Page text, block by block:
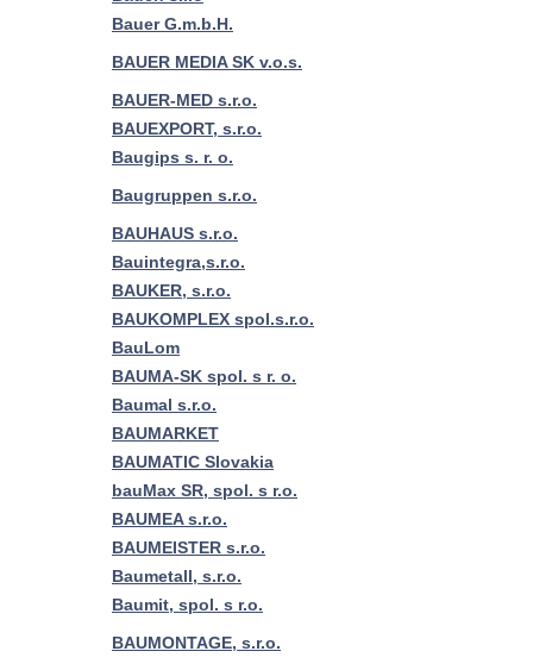
Bauer G.m.b.H.
BAUER MEDIA SK v.o.s.
BAUER-MED s.r.o.
BAUEXPORT, s.r.o.
Baugips s. r. o.
Baugruppen s.r.o.
BAUHAUS s.r.o.
Bauintegra,s.r.o.
BAUKER, s.r.o.
BAUKOMPLEX spol.s.r.o.
BauLom
BAUMA-SK spol. s r. o.
Baumal s.r.o.
BAUMARKET
BAUMATIC Slovakia
bauMax SR, spol. s r.o.
BAUMEA s.r.o.
BAUMEISTER s.r.o.
Baumetall, s.r.o.
Baumit, spol. s r.o.
BAUMONTAGE, s.r.o.